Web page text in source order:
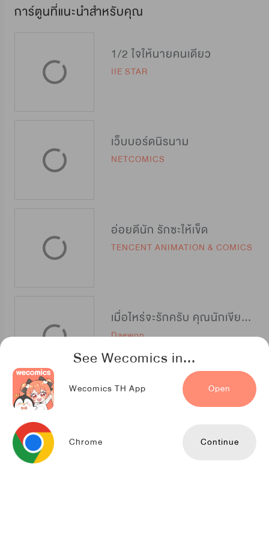
See Wecomics in...
Wecomics TH App Open
Chrome Continue
การ์ตูนที่แนะนำสำหรับคุณ
1/2 ใจให้นายคนเดียว
IIE STAR
เว็บบอร์ดนิรนาม
NETCOMICS
อ่อยดีนัก รักซะให้เข็ด
TENCENT ANIMATION & COMICS
เมื่อไหร่จะรักครับ คุณนักเขียน?
Daewon
หัวใจจะวาย นายรักแรก